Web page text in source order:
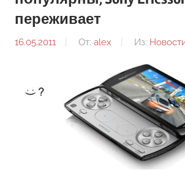
переживает
16.05.2011 От: alex Из: